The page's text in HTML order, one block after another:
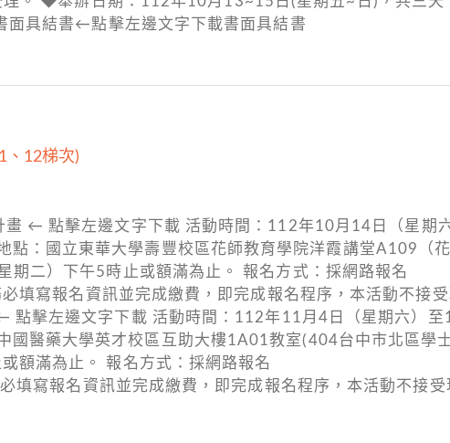
面具結書←點擊左邊文字下載書面具結書
、12梯次)
畫 ← 點擊左邊文字下載 活動時間：112年10月14日（星期
點：國立東華大學壽豐校區花師教育學院洋霞講堂A109（
二）下午5時止或額滿為止。 報名方式：採網路報名
填寫報名資訊並完成繳費，即完成報名程序，本活動不接
點擊左邊文字下載 活動時間：112年11月4日（星期六）
國醫藥大學英才校區互助大樓1A01教室(404台中市北區學
額滿為止。 報名方式：採網路報名
寫報名資訊並完成繳費，即完成報名程序，本活動不接受